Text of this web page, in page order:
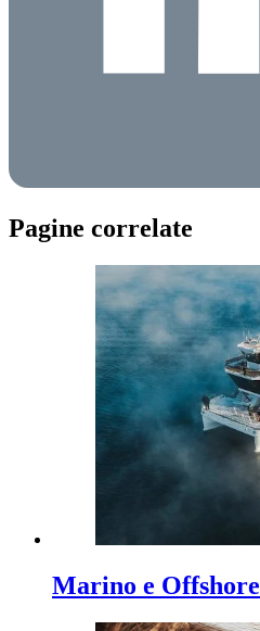
Pagine correlate
Marino e Offshore